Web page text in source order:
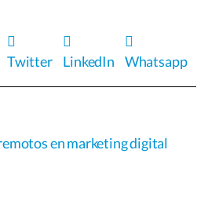
Twitter LinkedIn Whatsapp
en marketing digital